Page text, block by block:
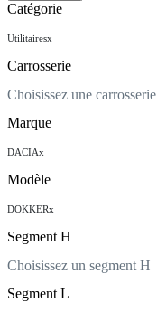
Catégorie
Utilitairesx
Carrosserie
Choisissez une carrosserie
Marque
DACIAx
Modèle
DOKKERx
Segment H
Choisissez un segment H
Segment L